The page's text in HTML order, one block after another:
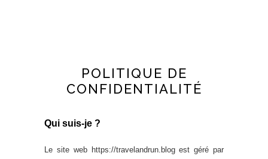
POLITIQUE DE
CONFIDENTIALITÉ
Qui suis-je ?
Le site web https://travelandrun.blog est géré par